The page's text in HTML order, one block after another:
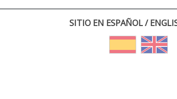
SITIO EN ESPAÑOL /